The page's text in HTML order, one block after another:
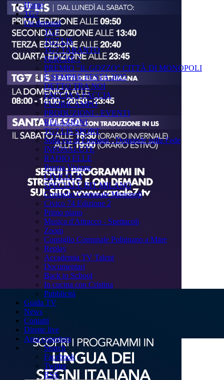
Home
TG7
On demand
TG7
TG7 LIS
TG7 TARANTO
PERCHÉ ?
PREMIO "IL GOZZO" CITTÀ DI MONOPOLI
È SEMPRE FESTA 2025
DETTO TRA NOI
FACCIA A FACCIA
FUORICAMPO
PRODUZIONI - EVENTI
RELAZIONI
TG7 LIS SPORT
Sulla via di Emmaus - Domande sulla Fede
INFOSALUTE
RADIO ELLE
Buona Visione
CIVICO 74
SPECIALE BIT MILANO
Consiglio Comunale Monopoli
Civico 74 Edizione 2
Primo piano
Musica d'Attracco - Spettacoli
Zoom
Consiglio Comunale Polignano a Mare
Replay
Accademia TV Talent
Documentari
Back to School
In cucina con Cristina
Pubblicità
Guida TV
News
Contatti
Dirette live
Area copertura
Search
Facebook
Twitter
RSS